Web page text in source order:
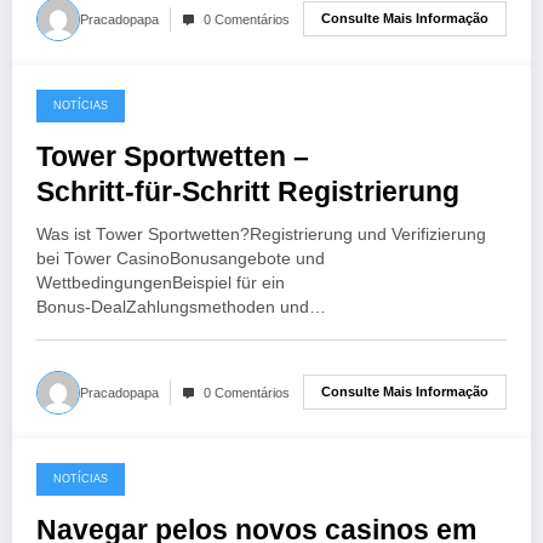
Pracadopapa 0 Comentários Consulte Mais Informação
6 de agosto de 2026
NOTÍCIAS
Tower Sportwetten –
Schritt‑für‑Schritt Registrierung
Was ist Tower Sportwetten?Registrierung und Verifizierung
bei Tower CasinoBonusangebote und
WettbedingungenBeispiel für ein
Bonus‑DealZahlungsmethoden und…
Pracadopapa 0 Comentários Consulte Mais Informação
6 de agosto de 2026
NOTÍCIAS
Navegar pelos novos casinos em